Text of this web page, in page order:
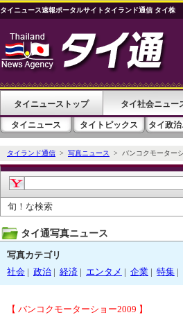
タイニュース速報ポータルサイトタイランド通信 タイ株
タイニューストップ タイ社会ニュー
タイニュース タイトピックス タイ政
タイランド通信 > 写真ニュース > バンコクモーター
旬！な検索
タイ通写真ニュース
写真カテゴリ
社会 | 政治 | 経済 | エンタメ | 企業 | 特集 |
【 バンコクモーターショー2009 】